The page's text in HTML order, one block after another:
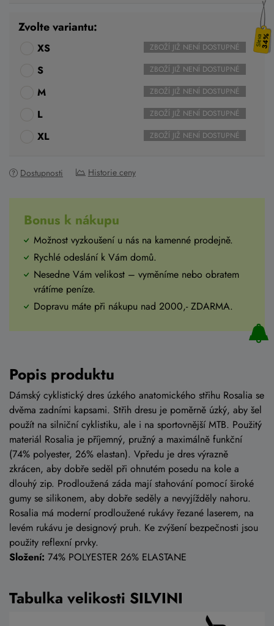
34%
Zvolte variantu:
XS ZBOŽÍ JIŽ NENÍ DOSTUPNÉ
S ZBOŽÍ JIŽ NENÍ DOSTUPNÉ
M ZBOŽÍ JIŽ NENÍ DOSTUPNÉ
L ZBOŽÍ JIŽ NENÍ DOSTUPNÉ
XL ZBOŽÍ JIŽ NENÍ DOSTUPNÉ
Dostupnosti Historie ceny
Bonus k nákupu
Možnost vyzkoušení u nás na kamenné prodejně.
Rychlé odeslání k Vám domů.
Nesedne Vám velikost – vyměníme nebo obratem
vrátíme peníze.
Dopravu máte při nákupu nad 2000,- ZDARMA.
Popis produktu
Dámský cyklistický dres úzkého anatomického střihu Rosalia se
dvěma zadními kapsami. Střih dresu je poměrně úzký, aby šel
použít na silniční cyklistiku, ale i na sportovnější MTB. Použitý
materiál Rosalia je příjemný, pružný a maximálně funkční
(74% polyester, 26% elastan). Vpředu je dres výrazně
zkrácen, aby dobře seděl při ohnutém posedu na kole a
dlouhý zip. Prodloužená záda mají stahování pomocí široké
gumy se silikonem, aby dobře seděly a nevyjížděly nahoru.
Rosalia má moderní prodloužené rukávy řezané laserem, na
levém rukávu je designový pruh. Ke zvýšení bezpečnosti jsou
použity reflexní prvky.
Složení: 74% POLYESTER 26% ELASTANE
Tabulka velikosti SILVINI